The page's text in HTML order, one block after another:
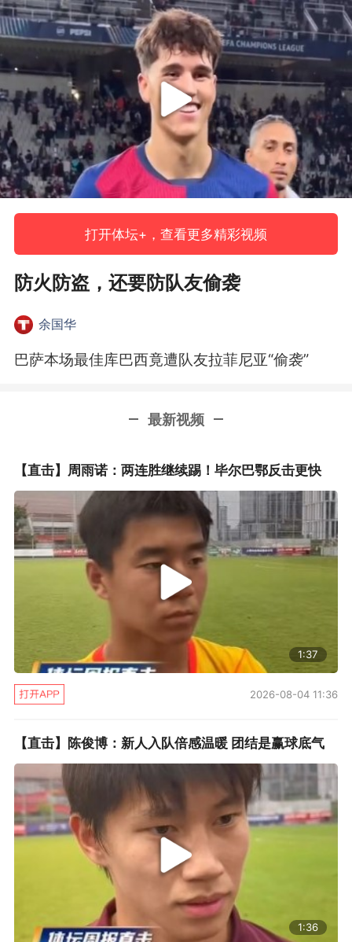
打开体坛+，查看更多精彩视频
防火防盗，还要防队友偷袭
余国华
巴萨本场最佳库巴西竟遭队友拉菲尼亚“偷袭”
最新视频
【直击】周雨诺：两连胜继续踢！毕尔巴鄂反击更快
1:37
2026-08-04 11:36
【直击】陈俊博：新人入队倍感温暖 团结是赢球底气
1:36